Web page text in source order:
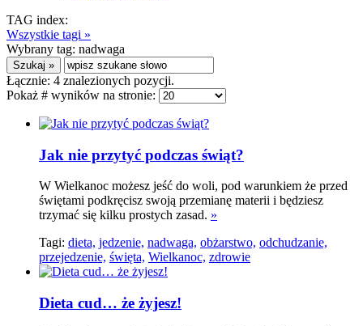
TAG index:
Wszystkie tagi »
Wybrany tag: nadwaga
Łącznie: 4 znalezionych pozycji.
Pokaż # wyników na stronie:
Jak nie przytyć podczas świąt?
W Wielkanoc możesz jeść do woli, pod warunkiem że przed
świętami podkręcisz swoją przemianę materii i będziesz
trzymać się kilku prostych zasad. »
Tagi: dieta, jedzenie, nadwaga, obżarstwo, odchudzanie,
przejedzenie, święta, Wielkanoc, zdrowie
Dieta cud… że żyjesz!